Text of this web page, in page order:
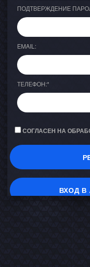
ПОДТВЕРЖДЕНИЕ
EMAIL:
ТЕЛЕФОН:*
СОГЛАСЕН НА
ВХОД